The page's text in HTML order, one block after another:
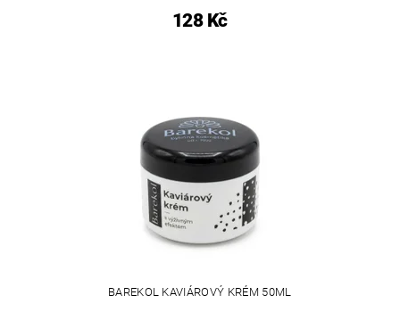
128 Kč
BAREKOL KAVIÁROVÝ KRÉM 50ML